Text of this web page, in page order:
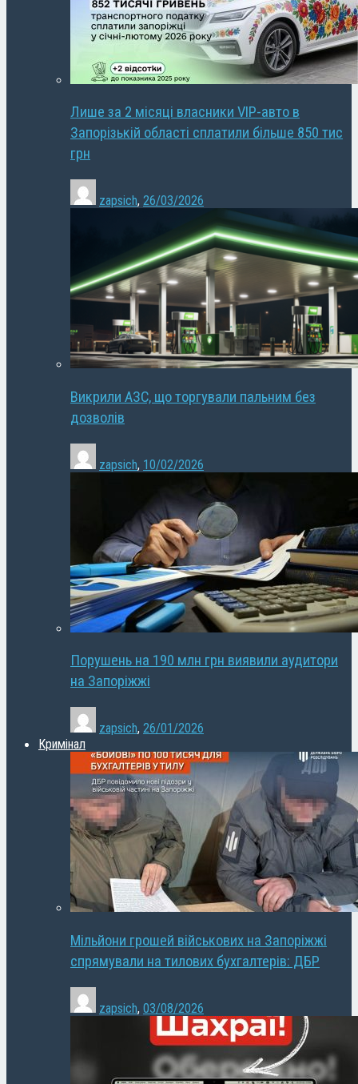
Лише за 2 місяці власники VIP-авто в
Запорізькій області сплатили більше 850 тис
грн
zapsich, 26/03/2026
Викрили АЗС, що торгували пальним без
дозволів
zapsich, 10/02/2026
Порушень на 190 млн грн виявили аудитори
на Запоріжжі
zapsich, 26/01/2026
Кримінал
Мільйони грошей військових на Запоріжжі
спрямували на тилових бухгалтерів: ДБР
zapsich, 03/08/2026